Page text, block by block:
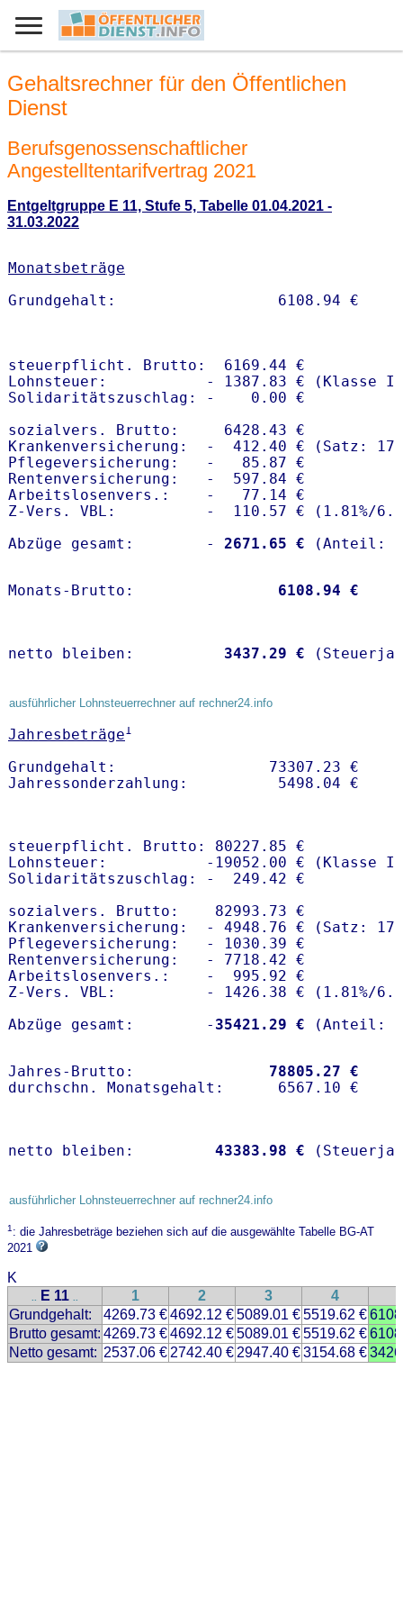
Gehaltsrechner für den Öffentlichen
Dienst
Berufsgenossenschaftlicher
Angestelltentarifvertrag 2021
Entgeltgruppe E 11, Stufe 5, Tabelle 01.04.2021 -
31.03.2022
Monatsbeträge
steuerpflicht. Brutto:  6169.44 €
Lohnsteuer:           - 1387.83 € (Klasse I)
Solidaritätszuschlag: -    0.00 €
sozialvers. Brutto:     6428.43 €
Krankenversicherung:  -  412.40 € (Satz:
Pflegeversicherung:   -   85.87 €
Rentenversicherung:   -  597.84 €
Arbeitslosenvers.:    -   77.14 €
Z-Vers. VBL:          -  110.57 € ( 1.81%/
Abzüge gesamt:        -
2671.65 €
Monats-Brutto: 6108.94 €
netto bleiben: 3437.29 €
ausführlicher Lohnsteuerrechner auf rechner24.info
Jahresbeträge1
Grundgehalt:                 73307.23 €
steuerpflicht. Brutto: 80227.85 €
Lohnsteuer:           -19052.00 € (Klasse I)
Solidaritätszuschlag: -  249.42 €
sozialvers. Brutto:    82993.73 €
Krankenversicherung:  - 4948.76 € (Satz:
Pflegeversicherung:   - 1030.39 €
Rentenversicherung:   - 7718.42 €
Arbeitslosenvers.:    -  995.92 €
Z-Vers. VBL:          - 1426.38 € ( 1.81%/
Abzüge gesamt:        - 35421.29 €
Jahres-Brutto: 78805.27 €
netto bleiben: 43383.98 €
ausführlicher Lohnsteuerrechner auf rechner24.info
1: die Jahresbeträge beziehen sich auf die ausgewählte Tabelle BG-AT
2021
K
.. E 11 .. 1 2 3 4
Grundgehalt:
4269.73 €4692.12 €5089.01 €5519.62 €
Brutto gesamt: 4269.73 €4692.12 €5089.01 €5519.62 €
Netto gesamt: 2537.06 € 2742.40 € 2947.40 €3154.68 €